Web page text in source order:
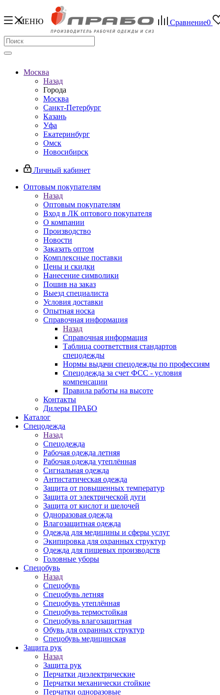
МЕНЮ Сравнение0
Москва
Назад
Города
Москва
Санкт-Петербург
Казань
Уфа
Екатеринбург
Омск
Новосибирск
Личный кабинет
Оптовым покупателям
Назад
Оптовым покупателям
Вход в ЛК оптового покупателя
О компании
Производство
Новости
Заказать оптом
Комплексные поставки
Цены и скидки
Нанесение символики
Пошив на заказ
Выезд специалиста
Условия доставки
Опытная носка
Справочная информация
Назад
Справочная информация
Таблица соответствия стандартов
спецодежды
Нормы выдачи спецодежды по профессиям
Спецодежда за счет ФСС - условия
компенсации
Правила работы на высоте
Контакты
Дилеры ПРАБО
Каталог
Спецодежда
Назад
Спецодежда
Рабочая одежда летняя
Рабочая одежда утеплённая
Сигнальная одежда
Антистатическая одежда
Защита от повышенных температур
Защита от электрической дуги
Защита от кислот и щелочей
Одноразовая одежда
Влагозащитная одежда
Одежда для медицины и сферы услуг
Экипировка для охранных структур
Одежда для пищевых производств
Головные уборы
Спецобувь
Назад
Спецобувь
Спецобувь летняя
Спецобувь утеплённая
Спецобувь термостойкая
Спецобувь влагозащитная
Обувь для охранных структур
Спецобувь медицинская
Защита рук
Назад
Защита рук
Перчатки диэлектрические
Перчатки механически стойкие
Перчатки одноразовые